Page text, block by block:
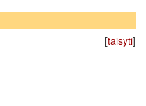
[taisyti]